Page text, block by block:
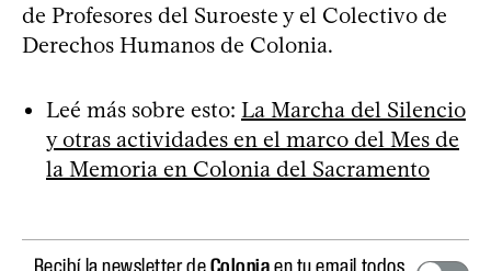
de Profesores del Suroeste y el Colectivo de
Derechos Humanos de Colonia.
Leé más sobre esto: La Marcha del Silencio
y otras actividades en el marco del Mes de
la Memoria en Colonia del Sacramento
Recibí la newsletter deColoniaen tu email todos